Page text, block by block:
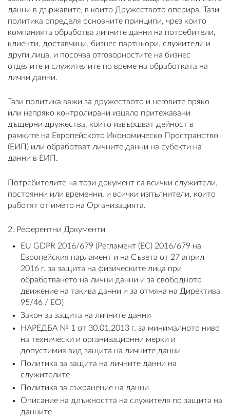
данни в държавите, в които Дружеството оперира. Тази
политика определя основните принципи, чрез които
компанията обработва личните данни на потребители,
клиенти, доставчици, бизнес партньори, служители и
други лица, и посочва отговорностите на бизнес
отделите и служителите по време на обработката на
лични данни.
Тази политика важи за дружеството и неговите пряко
или непряко контролирани изцяло притежавани
дъщерни дружества, които извършват дейност в
рамките на Европейското Икономическо Пространство
(ЕИП) или обработват личните данни на субекти на
данни в ЕИП.
Потребителите на този документ са всички служители,
постоянни или временни, и всички изпълнители, които
работят от името на Организацията.
2. Референтни Документи
EU GDPR 2016/679 (Регламент (ЕС) 2016/679 на
Европейския парламент и на Съвета от 27 април
2016 г. за защита на физическите лица при
обработването на лични данни и за свободното
движение на такива данни и за отмяна на Директива
95/46 / ЕО)
Закон за защита на личните данни
НАРЕДБА № 1 от 30.01.2013 г. за минималното ниво
на технически и организационни мерки и
допустимия вид защита на личните данни
Политика за защита на личните данни на
служителите
Политика за съхранение на данни
Описание на длъжността на служителя по защита на
данните
Вход
Регистрация
ВХОД
КОНТАКТИ
УСЛОВИЯ ЗА ДОСТАВКА
СТОКИ НА КРЕДИТ
ЛИЧНИ ДАННИ
ПОЛИТИКА ЗА БИСКВИТКИ